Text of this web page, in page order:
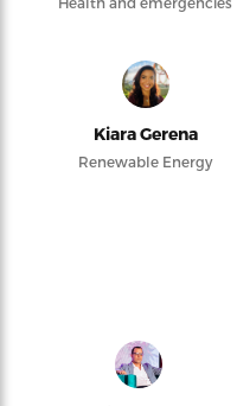
Kiara Gerena
Renewable Energy